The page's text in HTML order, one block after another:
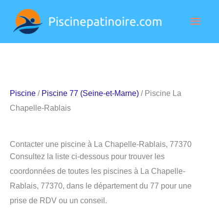
contenu
Piscine / Piscine 77 (Seine-et-Marne) / Piscine La
Chapelle-Rablais
Contacter une piscine à La Chapelle-Rablais, 77370
Consultez la liste ci-dessous pour trouver les
coordonnées de toutes les piscines à La Chapelle-
Rablais, 77370, dans le département du 77 pour une
prise de RDV ou un conseil.